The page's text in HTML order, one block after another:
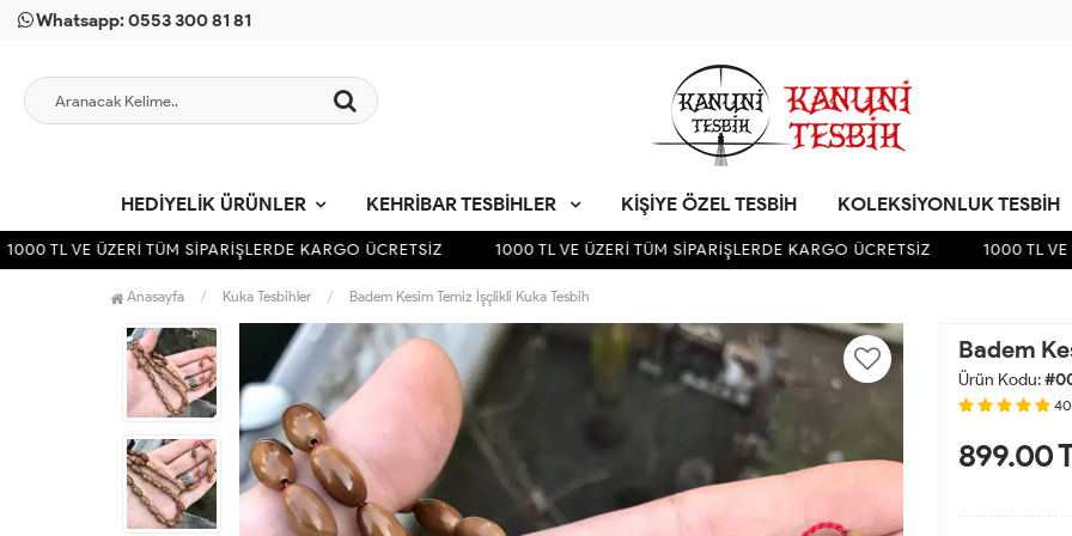
Whatsapp: 0553 300 81 81
HEDIYELIK ÜRÜNLER KEHRIBAR TESBIHLER KIŞIYE ÖZEL TESBIH KOLEKSIYONLUK TESBIH
TL VE ÜZERİ TÜM SİPARİŞLERDE KARGO ÜCRETSİZ 1000 TL VE ÜZERİ TÜM SİPARİŞLERDE KARGO ÜCRETSİZ 1000 TL VE
Anasayfa Kuka Tesbihler Badem Kesim Temiz İşçlikli Kuka Tesbih
Badem
Ürün Kodu:
899.00